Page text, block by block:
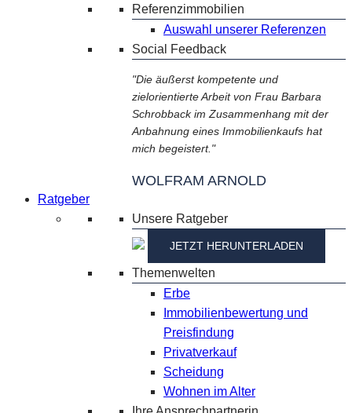
Referenzimmobilien
Auswahl unserer Referenzen
Social Feedback
"Die äußerst kompetente und
zielorientierte Arbeit von Frau Barbara
Schrobback im Zusammenhang mit der
Anbahnung eines Immobilienkaufs hat
mich begeistert."
WOLFRAM ARNOLD
Ratgeber
Unsere Ratgeber
JETZT HERUNTERLADEN
Themenwelten
Erbe
Immobilienbewertung und
Preisfindung
Privatverkauf
Scheidung
Wohnen im Alter